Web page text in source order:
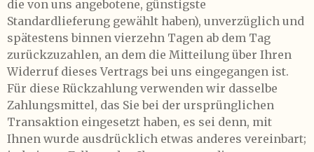
die von uns angebotene, günstigste
Standardlieferung gewählt haben), unverzüglich und
spätestens binnen vierzehn Tagen ab dem Tag
zurückzuzahlen, an dem die Mitteilung über Ihren
Widerruf dieses Vertrags bei uns eingegangen ist.
Für diese Rückzahlung verwenden wir dasselbe
Zahlungsmittel, das Sie bei der ursprünglichen
Transaktion eingesetzt haben, es sei denn, mit
Ihnen wurde ausdrücklich etwas anderes vereinbart;